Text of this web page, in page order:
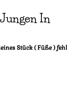
In
Stück ( Füße )